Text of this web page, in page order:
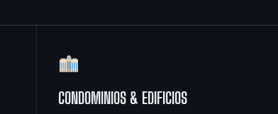
CONDOMINIOS & EDIFICIOS